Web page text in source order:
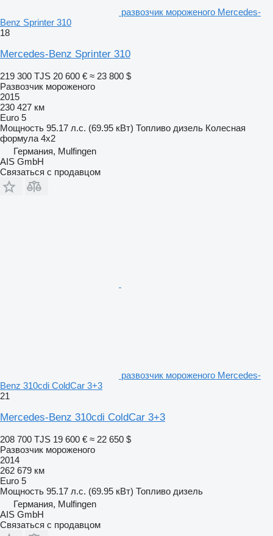
развозчик мороженого Mercedes-
Benz Sprinter 310
18
Mercedes-Benz Sprinter 310
219 300 TJS 20 600 € ≈ 23 800 $
Развозчик мороженого
2015
230 427 км
Euro 5
Мощность 95.17 л.с. (69.95 кВт) Топливо дизель Колесная
формула 4x2
Германия, Mulfingen
AIS GmbH
Связаться с продавцом
развозчик мороженого Mercedes-
Benz 310cdi ColdCar 3+3
21
Mercedes-Benz 310cdi ColdCar 3+3
208 700 TJS 19 600 € ≈ 22 650 $
Развозчик мороженого
2014
262 679 км
Euro 5
Мощность 95.17 л.с. (69.95 кВт) Топливо дизель
Германия, Mulfingen
AIS GmbH
Связаться с продавцом